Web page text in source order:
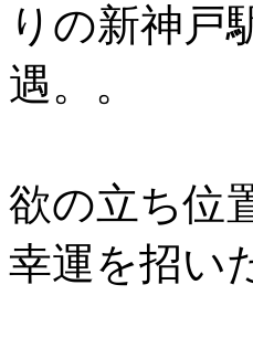
りの新神戸
遇。。
野球オ
欲の立ち位
幸運を招い